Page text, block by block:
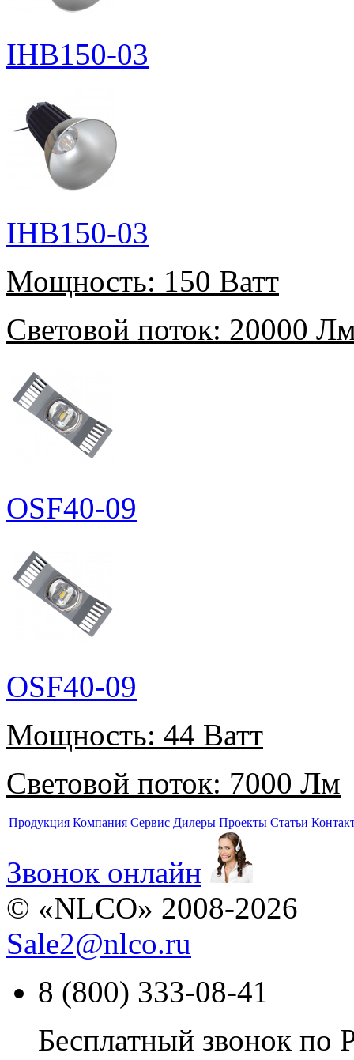
IHB150-03
IHB150-03
Мощность: 150 Ватт
Световой поток: 20000
OSF40-09
OSF40-09
Мощность: 44 Ватт
Световой поток: 7000 Лм
Продукция Компания Сервис Дилеры Проекты Статьи
Звонок онлайн
© «NLCO» 2008-2026
Sale2@nlco.ru
8 (800) 333-08-41
Бесплатный звонок по